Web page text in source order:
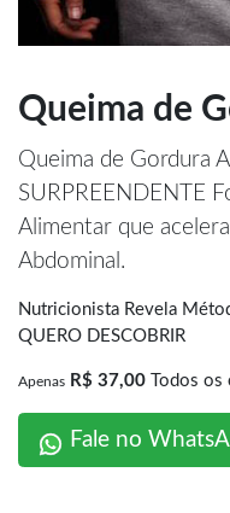
Queima de
Queima de Gordura
SURPREENDENTE
Alimentar que
Abdominal.
Nutricionista Revela
QUERO DESCOBRIR
Apenas R$ 37,00 Todos
Fale no